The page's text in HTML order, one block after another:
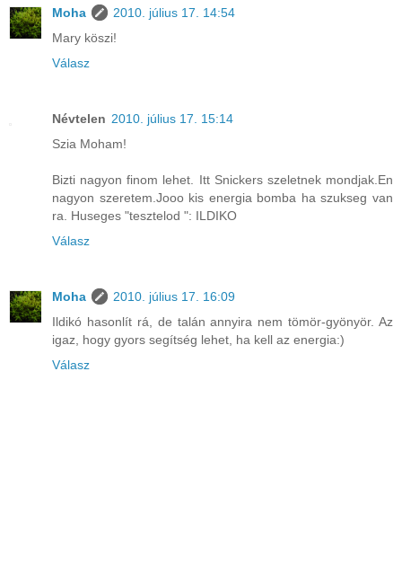
Moha
2010. július 17. 14:54
Mary köszi!
Válasz
Névtelen 2010. július 17. 15:14
Szia Moham!
Bizti nagyon finom lehet. Itt Snickers szeletnek mondjak.En
nagyon szeretem.Jooo kis energia bomba ha szukseg van
ra. Huseges "tesztelod ": ILDIKO
Válasz
Moha
2010. július 17. 16:09
Ildikó hasonlít rá, de talán annyira nem tömör-gyönyör. Az
igaz, hogy gyors segítség lehet, ha kell az energia:)
Válasz